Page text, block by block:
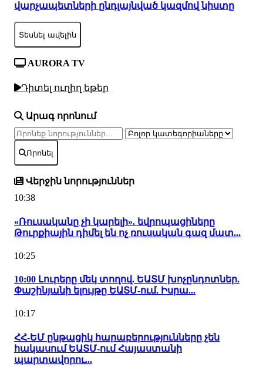
վարչապետների ընդլայնված կազմով նիստը
Տեսնել ավելին
AURORA TV
Դիտել ուղիղ եթեր
Արագ որոնում
Որոնել
Վերջին նորություններ
10:38
«Ռուսականը չի կարելի». եվրոպացիները
Թուրքիային դիմել են ոչ ռուսական գազ մատ...
10:25
10:00 Լուրերը մեկ տողով. ԵԱՏՄ խոչընդոտներ.
Փաշինյանի ելույթը ԵԱՏՄ-ում. Իսրա...
10:17
ՀՀ-ԵՄ ընթացիկ հարաբերությունները չեն
հակասում ԵԱՏՄ-ում Հայաստանի
պարտավորու...